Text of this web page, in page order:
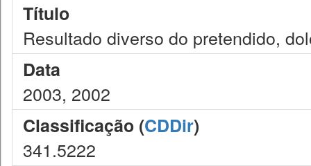
Título
Resultado diverso do pretendido,
Data
2003, 2002
Classificação (CDDir)
341.5222